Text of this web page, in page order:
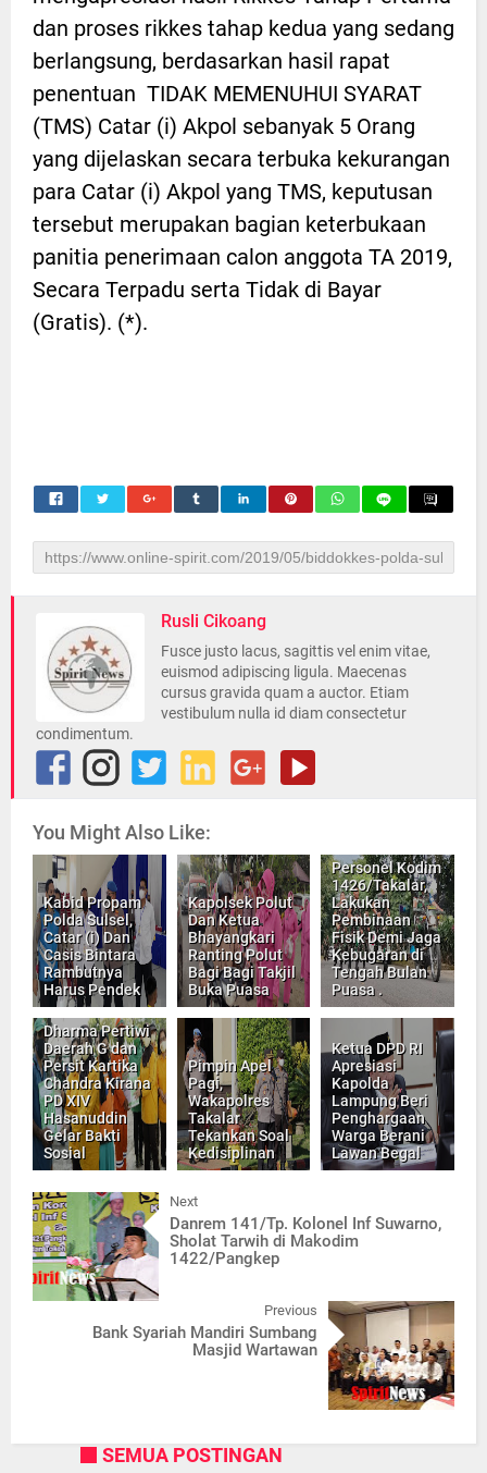
dan proses rikkes tahap kedua yang sedang
berlangsung, berdasarkan hasil rapat
penentuan TIDAK MEMENUHUI SYARAT
(TMS) Catar (i) Akpol sebanyak 5 Orang
yang dijelaskan secara terbuka kekurangan
para Catar (i) Akpol yang TMS, keputusan
tersebut merupakan bagian keterbukaan
panitia penerimaan calon anggota TA 2019,
Secara Terpadu serta Tidak di Bayar
(Gratis). (*).
Rusli Cikoang
Fusce justo lacus, sagittis vel enim vitae,
euismod adipiscing ligula. Maecenas
cursus gravida quam a auctor. Etiam
vestibulum nulla id diam consectetur
condimentum.
You Might Also Like:
Kabid Propam
Polda Sulsel,
Catar (i) Dan
Casis Bintara
Rambutnya
Harus Pendek
Kapolsek Polut
Dan Ketua
Bhayangkari
Ranting Polut
Bagi Bagi Takjil
Buka Puasa
Personel Kodim
1426/Takalar,
Lakukan
Pembinaan
Fisik Demi Jaga
Kebugaran di
Tengah Bulan
Puasa .
Dharma Pertiwi
Daerah G dan
Persit Kartika
Chandra Kirana
PD XIV
Hasanuddin
Gelar Bakti
Sosial
Pimpin Apel
Pagi,
Wakapolres
Takalar
Tekankan Soal
Kedisiplinan
Ketua DPD RI
Apresiasi
Kapolda
Lampung Beri
Penghargaan
Warga Berani
Lawan Begal
Next
Danrem 141/Tp. Kolonel Inf Suwarno,
Sholat Tarwih di Makodim
1422/Pangkep
Previous
Bank Syariah Mandiri Sumbang
Masjid Wartawan
SEMUA POSTINGAN